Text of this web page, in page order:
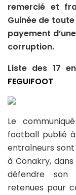
remercié et
Guinée de
payement
corruption.
Liste des 17
FEGUIFOOT
Le
football publié
entraîneurs sont
à Conakry,
défendre son
retenues pour